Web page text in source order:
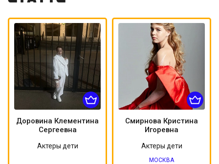
Доровина Клементина
Сергеевна
Актеры дети
Смирнова Кристина
Игоревна
Актеры дети
МОСКВА